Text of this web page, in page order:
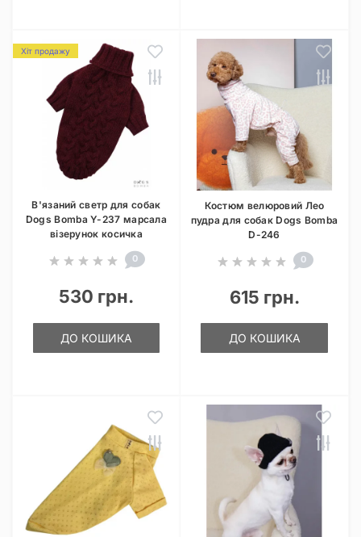
Хіт продажу
В'язаний светр для собак
Dogs Bomba Y-237 марсала
візерунок косичка
0
530 грн.
ДО КОШИКА
Костюм велюровий Лео
пудра для собак Dogs Bomba
D-246
0
615 грн.
ДО КОШИКА